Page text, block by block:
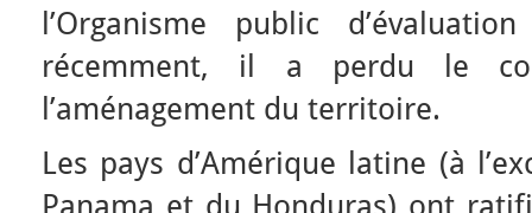
l’Organisme public
récemment, il a perdu le
l’aménagement du territoire.
Les pays d’Amérique latine (à
Panama et du Honduras) ont